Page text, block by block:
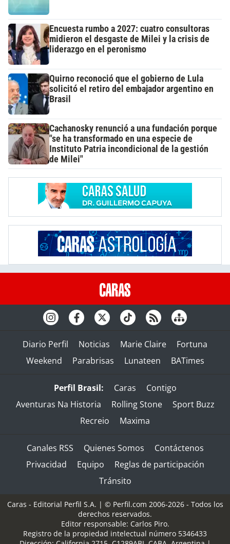
Encuesta rumbo a 2027: cuatro consultoras
midieron el desgaste de Milei y la crisis de
liderazgo en el peronismo
Quirno reconoció que el gobierno de Lula
solicitó el retiro del embajador argentino en
Brasil
Cachanosky renunció a una fundación porque
"se ha transformado en una especie de
Instituto Patria incondicional de la gestión
de Milei"
Diario Perfil Noticias Marie Claire
Fortuna
Weekend
Parabrisas Lunateen BATimes
Perfil Brasil: Caras
Contigo
Aventuras Na Historia
Rolling Stone
Sport Buzz
Recreio
Maxima
Canales RSS Quienes Somos
Contáctenos
Privacidad
Equipo
Reglas de participación
Tránsito
Caras - Editorial Perfil S.A. | © Perfil.com 2006-2026 - Todos los
derechos reservados.
Editor responsable: Carlos Piro.
Registro de la propiedad intelectual número 5346433